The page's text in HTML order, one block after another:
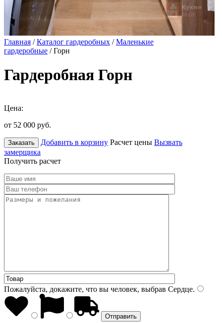
Главная /Каталог гардеробных /Маленькие
гардеробные / Горн
Гардеробная Горн
Цена:
от 52 000 руб.
Заказать Добавить в корзину Расчет цены Вызвать
замерщика
Получить расчет
Пожалуйста, докажите, что вы человек, выбрав Сердце.